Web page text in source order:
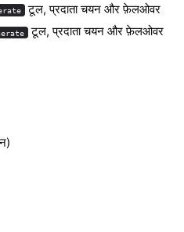
टूल, प्रदाता चयन और फ़ेलओवर
टूल, प्रदाता चयन और फ़ेलओवर